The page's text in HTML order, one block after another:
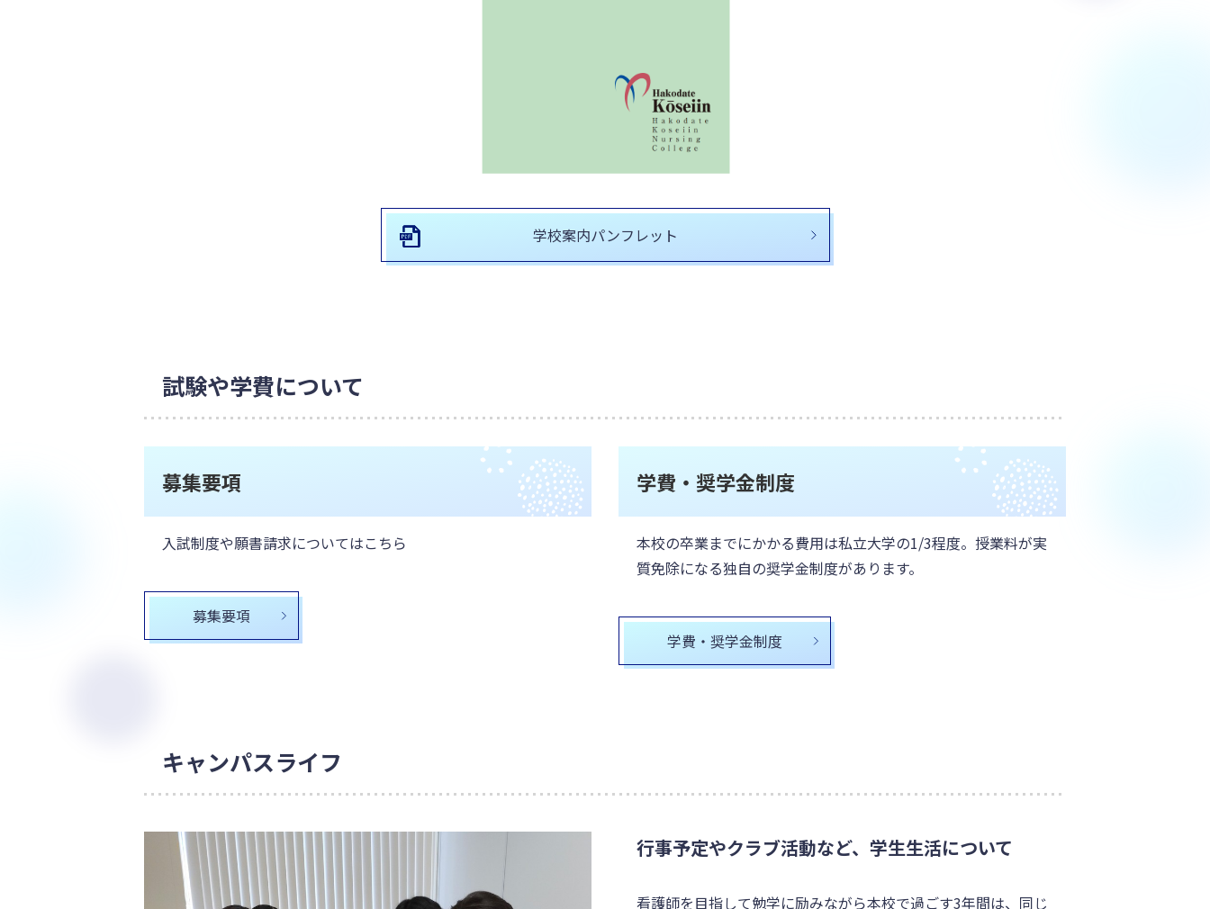
学校案内パンフレット
試験や学費について
募集要項
入試制度や願書請求についてはこちら
募集要項
学費・奨学金制度
本校の卒業までにかかる費用は私立大学の1/3程度。授業料が実
質免除になる独自の奨学金制度があります。
学費・奨学金制度
キャンパスライフ
行事予定やクラブ活動など、学生生活について
看護師を目指して勉学に励みながら本校で過ごす3年間は、同じ